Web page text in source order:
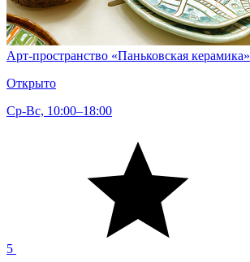
Арт-пространство «Паньковская керамика»
Открыто
Ср-Вс, 10:00–18:00
5